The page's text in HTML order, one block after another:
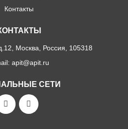
Контакты
Москва, Россия, 105318
apit@apit.ru
СЕТИ